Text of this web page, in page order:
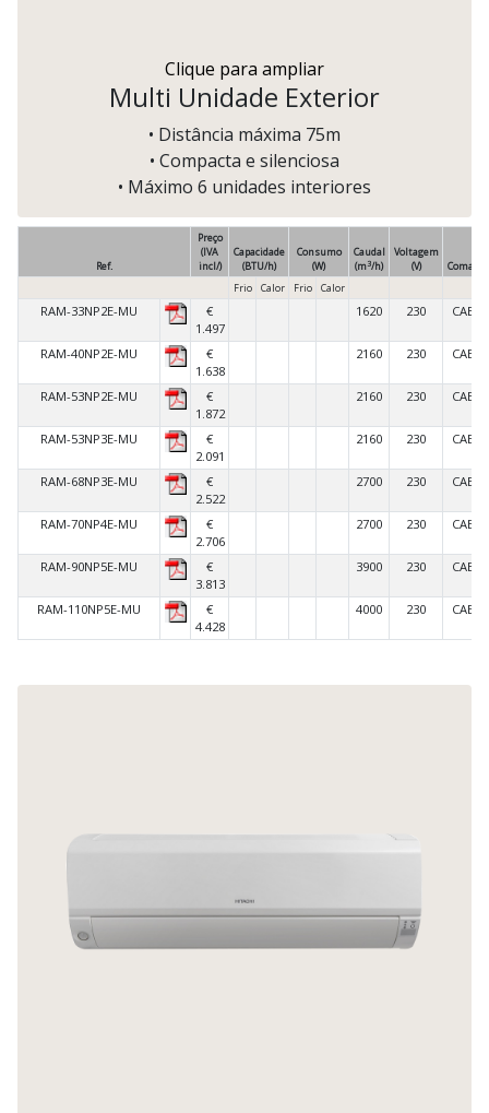
Clique para ampliar
Multi Unidade Exterior
• Distância máxima 75m
• Compacta e silenciosa
• Máximo 6 unidades interiores
Ref.
Preço
(IVA
incl/)
Capacidade
(BTU/h)
Consumo
(W)
Caudal
(m3/h)
Voltagem
(V)
Frio
Calor Frio Calor
RAM-33NP2E-MU
€
1.497
1620 230 CABO
RAM-40NP2E-MU
€
1.638
2160 230 CABO
RAM-53NP2E-MU
€
1.872
2160 230 CABO
RAM-53NP3E-MU
€
2.091
2160 230 CABO
RAM-68NP3E-MU
€
2.522
2700 230 CABO
RAM-70NP4E-MU
€
2.706
2700 230 CABO
RAM-90NP5E-MU
€
3.813
3900 230 CABO
RAM-110NP5E-MU
€
4.428
4000 230 CABO